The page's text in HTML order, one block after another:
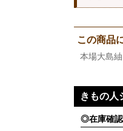
この商品
本場大島
きもの人
在庫確認